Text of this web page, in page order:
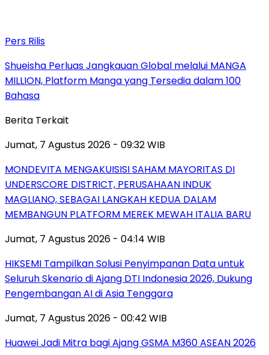
Pers Rilis
Shueisha Perluas Jangkauan Global melalui MANGA
MILLION, Platform Manga yang Tersedia dalam 100
Bahasa
Berita Terkait
Jumat, 7 Agustus 2026 - 09:32 WIB
MONDEVITA MENGAKUISISI SAHAM MAYORITAS DI
UNDERSCORE DISTRICT, PERUSAHAAN INDUK
MAGLIANO, SEBAGAI LANGKAH KEDUA DALAM
MEMBANGUN PLATFORM MEREK MEWAH ITALIA BARU
Jumat, 7 Agustus 2026 - 04:14 WIB
HIKSEMI Tampilkan Solusi Penyimpanan Data untuk
Seluruh Skenario di Ajang DTI Indonesia 2026, Dukung
Pengembangan AI di Asia Tenggara
Jumat, 7 Agustus 2026 - 00:42 WIB
Huawei Jadi Mitra bagi Ajang GSMA M360 ASEAN 2026